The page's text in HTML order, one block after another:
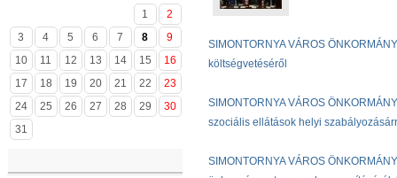
1
2
3
4 5 6 7 8
9
10
11 12 13 14 15
16
17
18 19 20 21 22
23
24
25 26 27 28 29
30
31
SIMONTORNYA VÁROS
költségvetéséről
SIMONTORNYA VÁROS
szociális ellátások helyi
SIMONTORNYA VÁROS